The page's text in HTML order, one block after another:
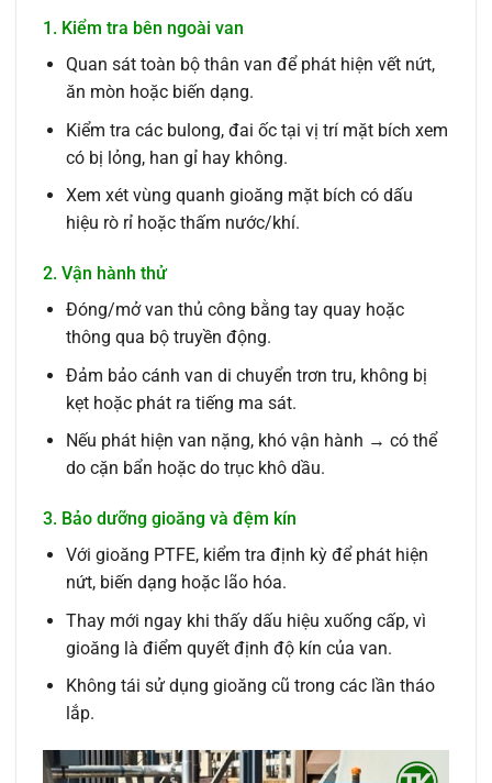
1. Kiểm tra bên ngoài van
Quan sát toàn bộ thân van để phát hiện vết nứt,
ăn mòn hoặc biến dạng.
Kiểm tra các bulong, đai ốc tại vị trí mặt bích xem
có bị lỏng, han gỉ hay không.
Xem xét vùng quanh gioăng mặt bích có dấu
hiệu rò rỉ hoặc thấm nước/khí.
2. Vận hành thử
Đóng/mở van thủ công bằng tay quay hoặc
thông qua bộ truyền động.
Đảm bảo cánh van di chuyển trơn tru, không bị
kẹt hoặc phát ra tiếng ma sát.
Nếu phát hiện van nặng, khó vận hành → có thể
do cặn bẩn hoặc do trục khô dầu.
3. Bảo dưỡng gioăng và đệm kín
Với gioăng PTFE, kiểm tra định kỳ để phát hiện
nứt, biến dạng hoặc lão hóa.
Thay mới ngay khi thấy dấu hiệu xuống cấp, vì
gioăng là điểm quyết định độ kín của van.
Không tái sử dụng gioăng cũ trong các lần tháo
lắp.